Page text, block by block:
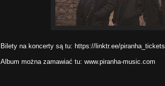
Bilety na koncerty są tu: https://linktr.ee/piranha_tickets
Album można zamawiać tu: www.piranha-music.com